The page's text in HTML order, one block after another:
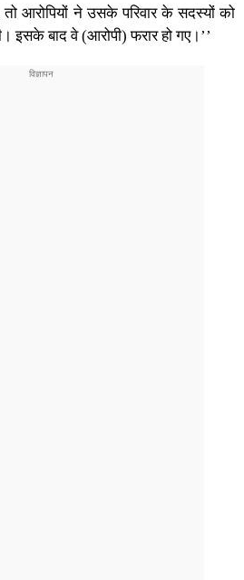
तो आरोपियों ने उसके परिवार के सदस्यों को
इसके बाद वे (आरोपी) फरार हो गए।’’